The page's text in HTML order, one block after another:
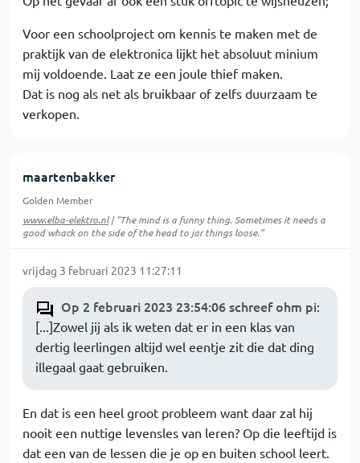
Voor een schoolproject om kennis te maken met de
praktijk van de elektronica lijkt het absoluut minium
mij voldoende. Laat ze een joule thief maken.
Dat is nog als net als bruikbaar of zelfs duurzaam te
verkopen.
maartenbakker
Golden Member
www.elba-elektro.nl| "The mind is a funny thing. Sometimes it needs a
good whack on the side of the head to jar things loose."
vrijdag 3 februari 2023 11:27:11
Op 2 februari 2023 23:54:06 schreef ohm pi:
[...]Zowel jij als ik weten dat er in een klas van
dertig leerlingen altijd wel eentje zit die dat ding
illegaal gaat gebruiken.
En dat is een heel groot probleem want daar zal hij
nooit een nuttige levensles van leren? Op die leeftijd is
dat een van de lessen die je op en buiten school leert.